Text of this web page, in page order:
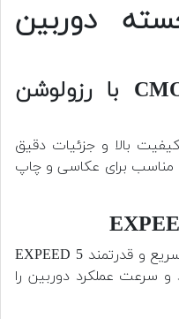
دوربین
1. سنسور CMOS APS-C با رزولوشن
بالا و جزئیات دقیق
مگاپیکسل مناسب برای عکاسی و چاپ
پردازشگر سریع و قدرتمند EXPEED 5
سرعت عملکرد دوربین را